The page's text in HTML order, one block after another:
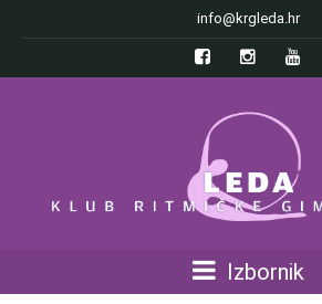
info@krgleda.hr
Izbornik